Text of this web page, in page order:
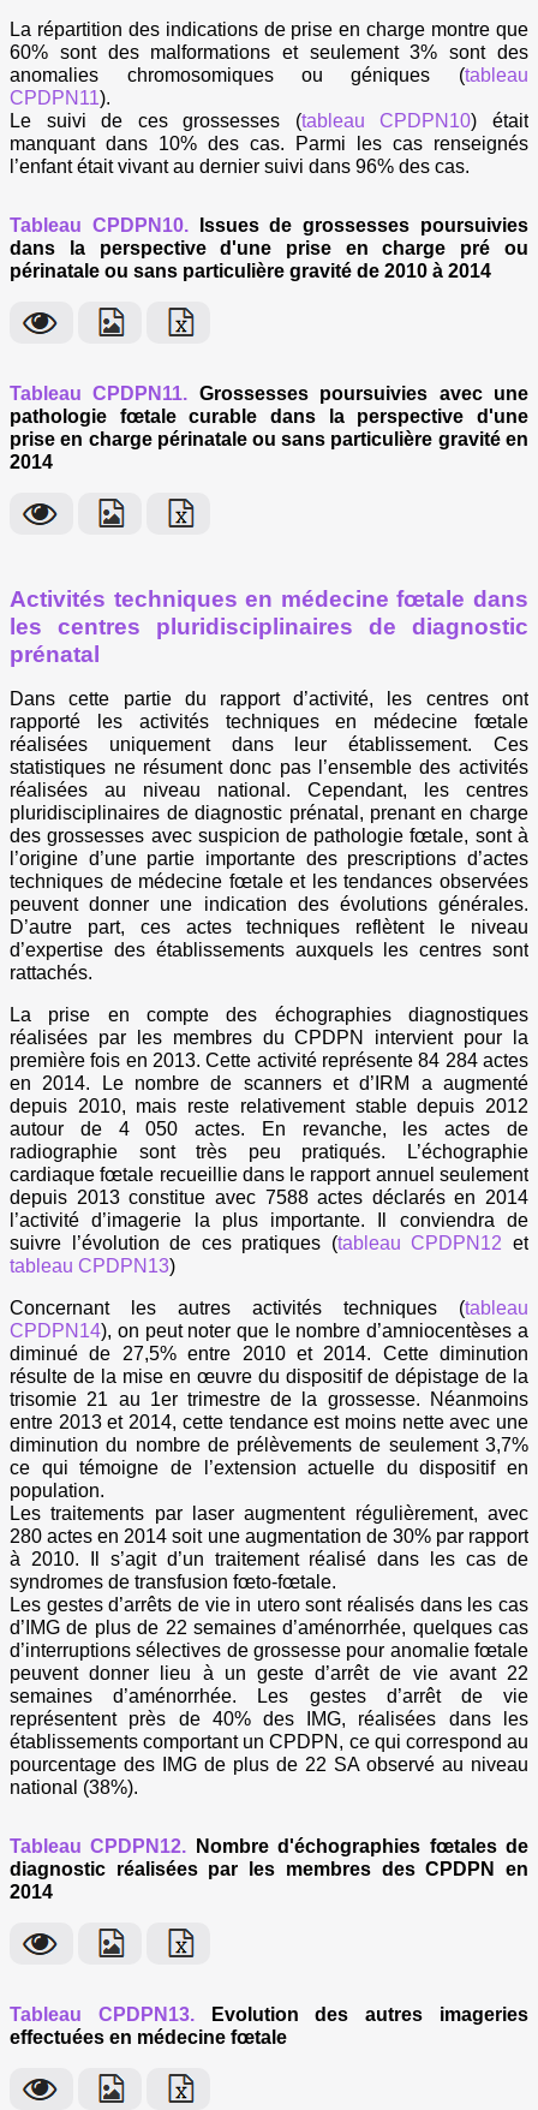
La répartition des indications de prise en charge montre que
60% sont des malformations et seulement 3% sont des
anomalies chromosomiques ou géniques (tableau
CPDPN11).
Le suivi de ces grossesses (tableau CPDPN10) était
manquant dans 10% des cas. Parmi les cas renseignés
l’enfant était vivant au dernier suivi dans 96% des cas.
Tableau CPDPN10.Issues de grossesses poursuivies
dans la perspective d'une prise en charge pré ou
périnatale ou sans particulière gravité de 2010 à 2014
Tableau CPDPN11. Grossesses poursuivies avec une
pathologie fœtale curable dans la perspective d'une
prise en charge périnatale ou sans particulière gravité en
2014
Activités techniques en médecine fœtale dans
les centres pluridisciplinaires de diagnostic
prénatal
Dans cette partie du rapport d’activité, les centres ont
rapporté les activités techniques en médecine fœtale
réalisées uniquement dans leur établissement. Ces
statistiques ne résument donc pas l’ensemble des activités
réalisées au niveau national. Cependant, les centres
pluridisciplinaires de diagnostic prénatal, prenant en charge
des grossesses avec suspicion de pathologie fœtale, sont à
l’origine d’une partie importante des prescriptions d’actes
techniques de médecine fœtale et les tendances observées
peuvent donner une indication des évolutions générales.
D’autre part, ces actes techniques reflètent le niveau
d’expertise des établissements auxquels les centres sont
rattachés.
La prise en compte des échographies diagnostiques
réalisées par les membres du CPDPN intervient pour la
première fois en 2013. Cette activité représente 84 284 actes
en 2014. Le nombre de scanners et d’IRM a augmenté
depuis 2010, mais reste relativement stable depuis 2012
autour de 4 050 actes. En revanche, les actes de
radiographie sont très peu pratiqués. L’échographie
cardiaque fœtale recueillie dans le rapport annuel seulement
depuis 2013 constitue avec 7588 actes déclarés en 2014
l’activité d’imagerie la plus importante. Il conviendra de
suivre l’évolution de ces pratiques (tableau CPDPN12 et
tableau CPDPN13)
Concernant les autres activités techniques (tableau
CPDPN14), on peut noter que le nombre d’amniocentèses a
diminué de 27,5% entre 2010 et 2014. Cette diminution
résulte de la mise en œuvre du dispositif de dépistage de la
trisomie 21 au 1er trimestre de la grossesse. Néanmoins
entre 2013 et 2014, cette tendance est moins nette avec une
diminution du nombre de prélèvements de seulement 3,7%
ce qui témoigne de l’extension actuelle du dispositif en
population.
Les traitements par laser augmentent régulièrement, avec
280 actes en 2014 soit une augmentation de 30% par rapport
à 2010. Il s’agit d’un traitement réalisé dans les cas de
syndromes de transfusion fœto-fœtale.
Les gestes d’arrêts de vie in utero sont réalisés dans les cas
d’IMG de plus de 22 semaines d’aménorrhée, quelques cas
d’interruptions sélectives de grossesse pour anomalie fœtale
peuvent donner lieu à un geste d’arrêt de vie avant 22
semaines d’aménorrhée. Les gestes d’arrêt de vie
représentent près de 40% des IMG, réalisées dans les
établissements comportant un CPDPN, ce qui correspond au
pourcentage des IMG de plus de 22 SA observé au niveau
national (38%).
Tableau CPDPN12. Nombre d'échographies fœtales de
diagnostic réalisées par les membres des CPDPN en
2014
Tableau CPDPN13.Evolution des autres imageries
effectuées en médecine fœtale